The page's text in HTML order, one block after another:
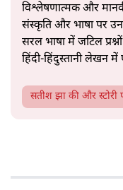
विश्लेषणात्मक और
संस्कृति और भाषा पर
सरल भाषा में जटिल
हिंदी‑हिंदुस्तानी लेखन में
सतीश झा की और स्टोरी